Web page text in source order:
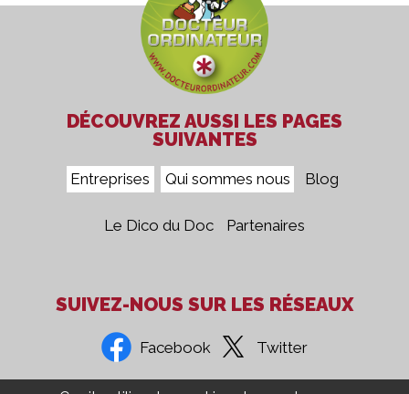
DÉCOUVREZ AUSSI LES PAGES
SUIVANTES
Entreprises Qui sommes nous Blog
Le Dico du Doc Partenaires
SUIVEZ-NOUS SUR LES RÉSEAUX
Facebook Twitter